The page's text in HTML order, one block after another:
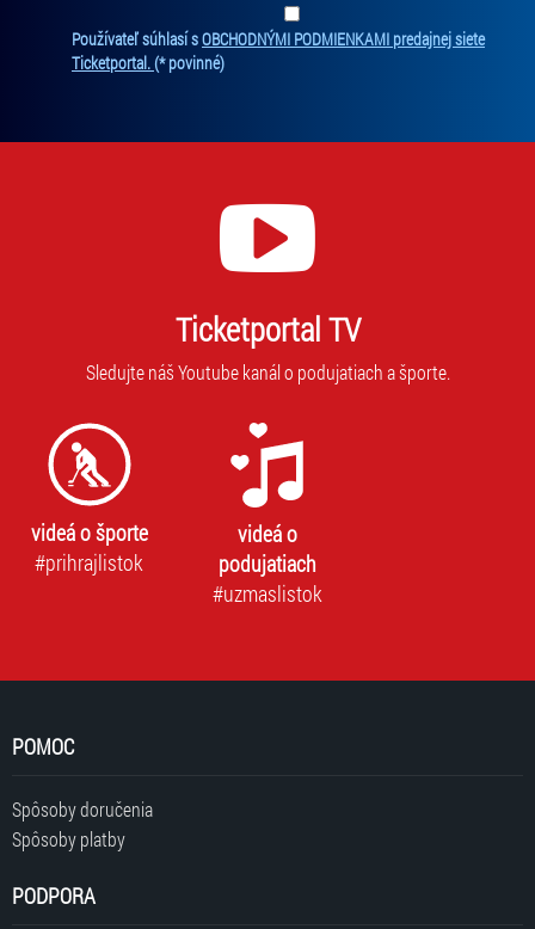
Používateľ súhlasí sOBCHODNÝMI PODMIENKAMI predajnej siete
Ticketportal.(* povinné)
Ticketportal TV
Sledujte náš Youtube kanál o podujatiach a športe.
videá o športe
#prihrajlistok
videá o
podujatiach
#uzmaslistok
POMOC
Spôsoby doručenia
Spôsoby platby
PODPORA